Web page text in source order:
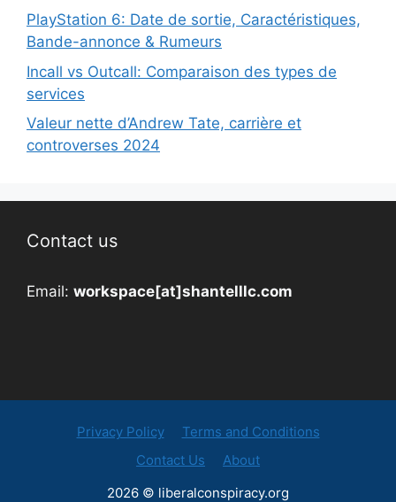
PlayStation 6: Date de sortie, Caractéristiques,
Bande-annonce & Rumeurs
Incall vs Outcall: Comparaison des types de
services
Valeur nette d’Andrew Tate, carrière et
controverses 2024
Contact us
Email: workspace[at]shantelllc.com
Privacy Policy
Terms and Conditions
Contact Us
About
2026 © liberalconspiracy.org